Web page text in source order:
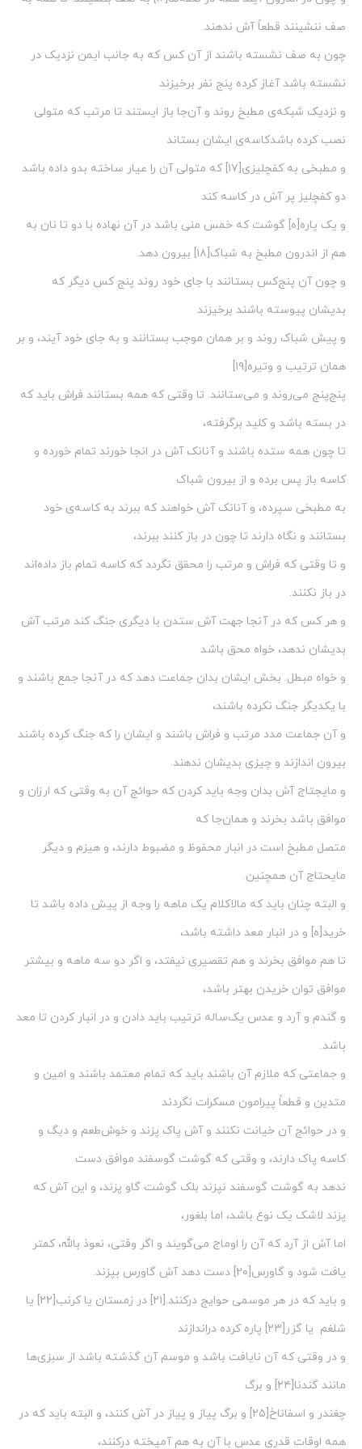
صف ننشینند قطعاً آش ندهند.
چون به صف نشسته باشند از آن کس که به جانب ایمن نزدیک در
نشسته باشد آغاز کرده پنج نفر برخیزند
و نزدیک شبکه‌ی مطبخ روند و آن‌جا باز ایستند تا مرتب که متولی
نصب کرده باشدکاسه‌ی ایشان بستاند
و مطبخی به کفچلیزی[۱۷] که متولی آن را عیار ساخته بدو داده باشد
دو کفچلیز پر آش در کاسه کند
و یک پاره[ه] گوشت که خمس منی باشد در آن نهاده با دو تا نان به
هم از اندرون مطبخ به شباک[۱۸] بیرون دهد.
و چون آن پنج‌کس بستانند با جای خود روند پنج کس دیگر که
بدیشان پیوسته باشند برخیزند
و پیش شباک روند و بر همان موجب بستانند و به جای خود آیند، و بر
همان ترتیب و وتیره[۱۹]
پنج‌پنج می‌روند و می‌ستانند. تا وقتی که همه بستانند فراش باید که
در بسته باشد و کلید برگرفته،
تا چون همه ستده باشند و آنانک آش در انجا خورند تمام خورده و
کاسه باز پس برده و از بیرون شباک
به مطبخی سپرده، و آنانک آش خواهند که ببرند به کاسه‌ی خود
بستانند و نگاه دارند تا چون در باز کنند ببرند،
و تا وقتی که فراش و مرتب را محقق نگردد که کاسه تمام باز داده‌اند
در باز نکنند.
و هر کس که در آنجا جهت آش ستدن با دیگری جنگ کند مرتب آش
بدیشان ندهد، خواه محق باشد
و خواه مبطل. بخش ایشان بدان جماعت دهد که در آنجا جمع باشند و
با یکدیگر جنگ نکرده باشند،
و آن جماعت مدد مرتب و فراش باشند و ایشان را که جنگ کرده باشند
بیرون اندازند و چیزی بدیشان ندهند.
و مایجتاج آش بدان وجه باید کردن که حوائج آن به وقتی که ارزان و
موافق باشد بخرند و همان‌جا که
متصل مطبخ است در انبار محفوظ و مضبوط دارند، و هیزم و دیگر
مایحتاج آن همچنین.
و البته چنان باید که مالاکلام یک ماهه را وجه از پیش داده باشد تا
خرید[ه] و در انبار معد داشته باشد،
تا هم موافق بخرند و هم تقصیری نیفتد،‌ و اگر دو سه ماهه و بیشتر
موافق توان خریدن بهتر باشد،
و گندم و آرد و عدس یک‌ساله ترتیب باید دادن و در انبار کردن تا معد
باشد.
و جماعتی که ملازم آن باشند باید که تمام معتمد باشند و امین و
متدین و قطعاً پیرامون مسکرات نگردند
و در حوائج آن خیانت نکنند و آش پاک پزند و خوش‌طعم و دیگ و
کاسه پاک دارند، و وقتی که گوشت گوسفند موافق دست
ندهد به گوشت گوسفند نپزند بلک گوشت گاو پزند، و این آش که
پزند لاشک یک نوع باشد، اما بلغور،
اما آش از آرد که آن را اوماج می‌گویند و اگر وقتی، نعوذ بالله، کمتر
یافت شود و گاورس[۲۰] دست دهد آش گاورس بپزند.
و باید که در هر موسمی حوایج درکنند.[۲۱] در زمستان یا کرنب[۲۲] یا
شلغم یا گزر[۲۳] پاره کرده دراندازند
و در وقتی که آن نایافت باشد و موسم آن گذشته باشد از سبزی‌ها
مانند گندنا[۲۴] و برگ
چغندر و اسفاناخ[۲۵] و برگ پیاز و پیاز در آش کنند، و البته باید که در
همه اوقات قدری عدس با آن به هم آمیخته درکنند،